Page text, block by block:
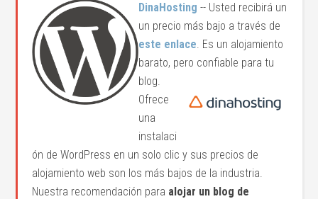
DinaHosting -- Usted recibirá un
un precio más bajo a través de
este enlace. Es un alojamiento
barato, pero confiable para tu
blog.
Ofrece
una
instalaci
ón de WordPress en un solo clic y sus precios de
alojamiento web son los más bajos de la industria.
Nuestra recomendación para alojar un blog de